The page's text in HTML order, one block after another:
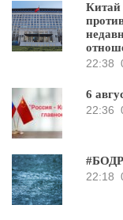
Китай
22:38
6
22:36
22:18